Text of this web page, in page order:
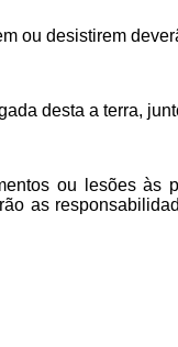
ou desistirem
desta a terra,
ou lesões
as